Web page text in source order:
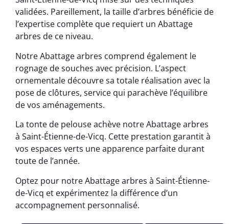
validées. Pareillement, la taille d’arbres bénéficie de
l’expertise complète que requiert un Abattage
arbres de ce niveau.
Notre Abattage arbres comprend également le
rognage de souches avec précision. L’aspect
ornementale découvre sa totale réalisation avec la
pose de clôtures, service qui parachève l’équilibre
de vos aménagements.
La tonte de pelouse achève notre Abattage arbres
à Saint-Étienne-de-Vicq. Cette prestation garantit à
vos espaces verts une apparence parfaite durant
toute de l’année.
Optez pour notre Abattage arbres à Saint-Étienne-
de-Vicq et expérimentez la différence d’un
accompagnement personnalisé.